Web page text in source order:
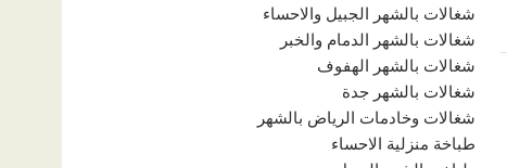
شغالات بالشهر الجبيل والاحساء
شغالات بالشهر الدمام والخبر
شغالات بالشهر الهفوف
شغالات بالشهر جدة
شغالات وخادمات الرياض بالشهر
طباخة منزلية الاحساء